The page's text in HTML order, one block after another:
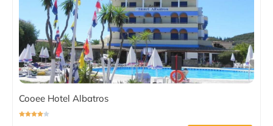
Cooee Hotel Albatros